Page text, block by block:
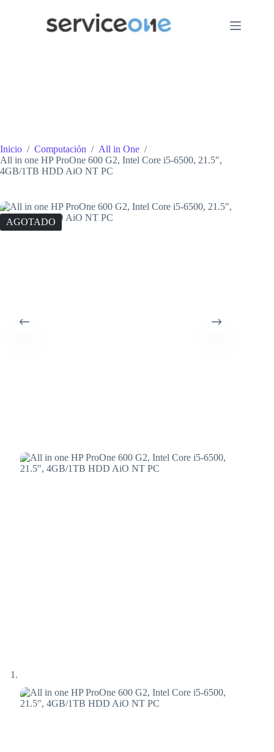
Inicio / Computación / All in One /
All in one HP ProOne 600 G2, Intel Core i5-6500, 21.5″,
4GB/1TB HDD AiO NT PC
AGOTADO